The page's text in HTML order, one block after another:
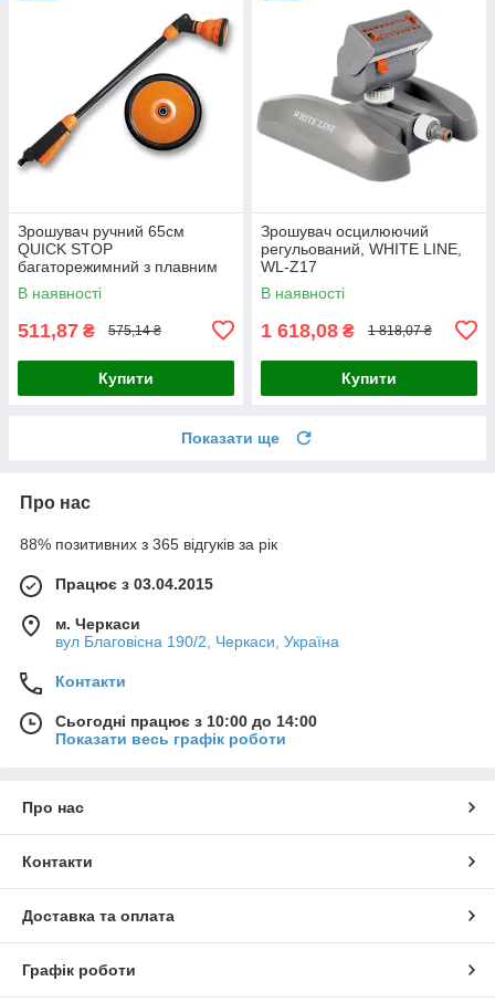
Зрошувач ручний 65см
QUICK STOP
багаторежимний з плавним
перемиканням, BLACK LINE,
ECO-4445
В наявності
511,87 ₴ 575,14 ₴
Купити
Зрошувач осцилюючий
регульований, WHITE LINE,
WL-Z17
В наявності
1 618,08 ₴ 1 818,07 ₴
Купити
Показати ще
Про нас
88% позитивних з 365 відгуків за рік
Працює з 03.04.2015
м. Черкаси
вул Благовісна 190/2, Черкаси, Україна
Контакти
Сьогодні працює з 10:00 до 14:00
Показати весь графік роботи
Про нас
Контакти
Доставка та оплата
Графік роботи